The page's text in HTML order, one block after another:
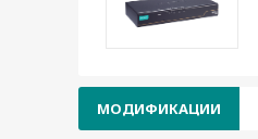
МОДИФИКАЦИИ